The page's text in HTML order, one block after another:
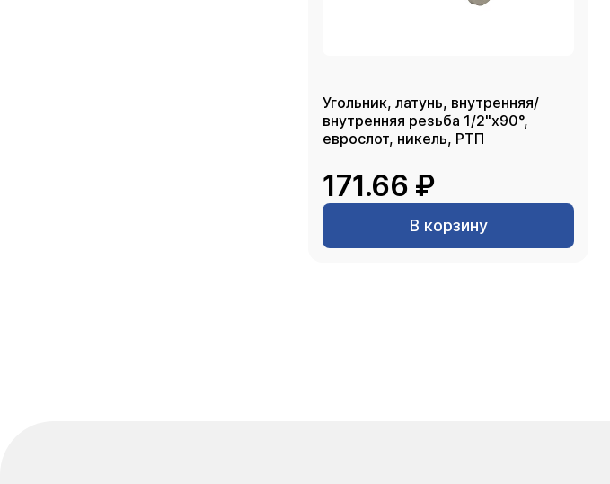
Угольник, латунь, внутренняя/
внутренняя резьба 1/2"х90°,
еврослот, никель, РТП
171.66 ₽
В корзину